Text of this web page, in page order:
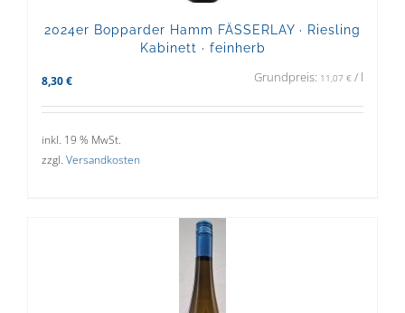
2024er Bopparder Hamm FÄSSERLAY · Riesling
Kabinett · feinherb
8,30 € Grundpreis: 11,07 € / l
inkl. 19 % MwSt.
zzgl. Versandkosten